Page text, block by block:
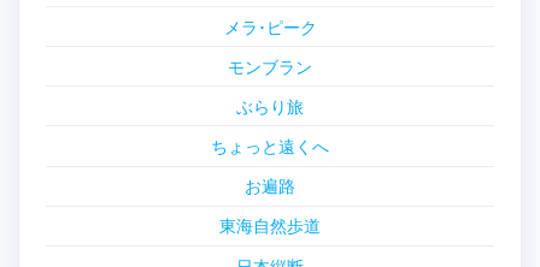
メラ･ピーク
モンブラン
ぶらり旅
ちょっと遠くへ
お遍路
東海自然歩道